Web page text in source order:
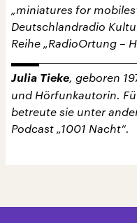
„miniatures for
Deutschlandradio
Reihe „RadioOrtung –
Julia Tieke, geboren
und Hörfunkautorin.
betreute sie unter
Podcast „1001 Nacht“.